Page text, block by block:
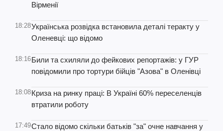
Вірменії
18:28Українська розвідка встановила деталі теракту у
Оленевці: що відомо
18:16Били та схиляли до фейкових репортажів: у ГУР
повідомили про тортури бійців "Азова" в Оленівці
18:08Криза на ринку праці: В Україні 60% переселенців
втратили роботу
17:49Стало відомо скільки батьків "за" очне навчання у